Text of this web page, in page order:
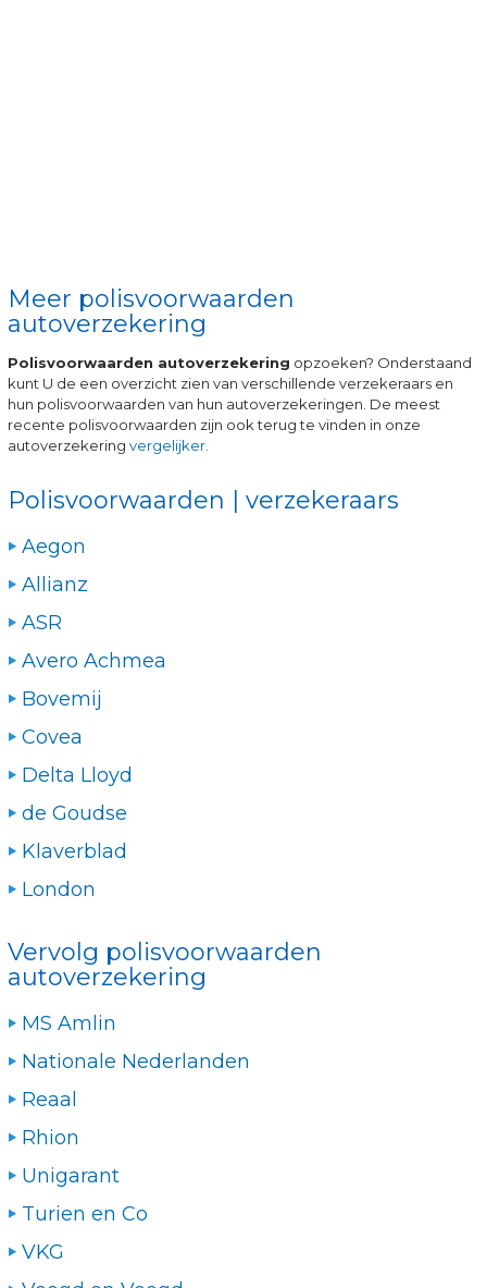
Meer polisvoorwaarden
autoverzekering
Polisvoorwaarden autoverzekering opzoeken? Onderstaand
kunt U de een overzicht zien van verschillende verzekeraars en
hun polisvoorwaarden van hun autoverzekeringen. De meest
recente polisvoorwaarden zijn ook terug te vinden in onze
autoverzekering vergelijker.
Polisvoorwaarden | verzekeraars
Aegon
Allianz
ASR
Avero Achmea
Bovemij
Covea
Delta Lloyd
de Goudse
Klaverblad
London
Vervolg polisvoorwaarden
autoverzekering
MS Amlin
Nationale Nederlanden
Reaal
Rhion
Unigarant
Turien en Co
VKG